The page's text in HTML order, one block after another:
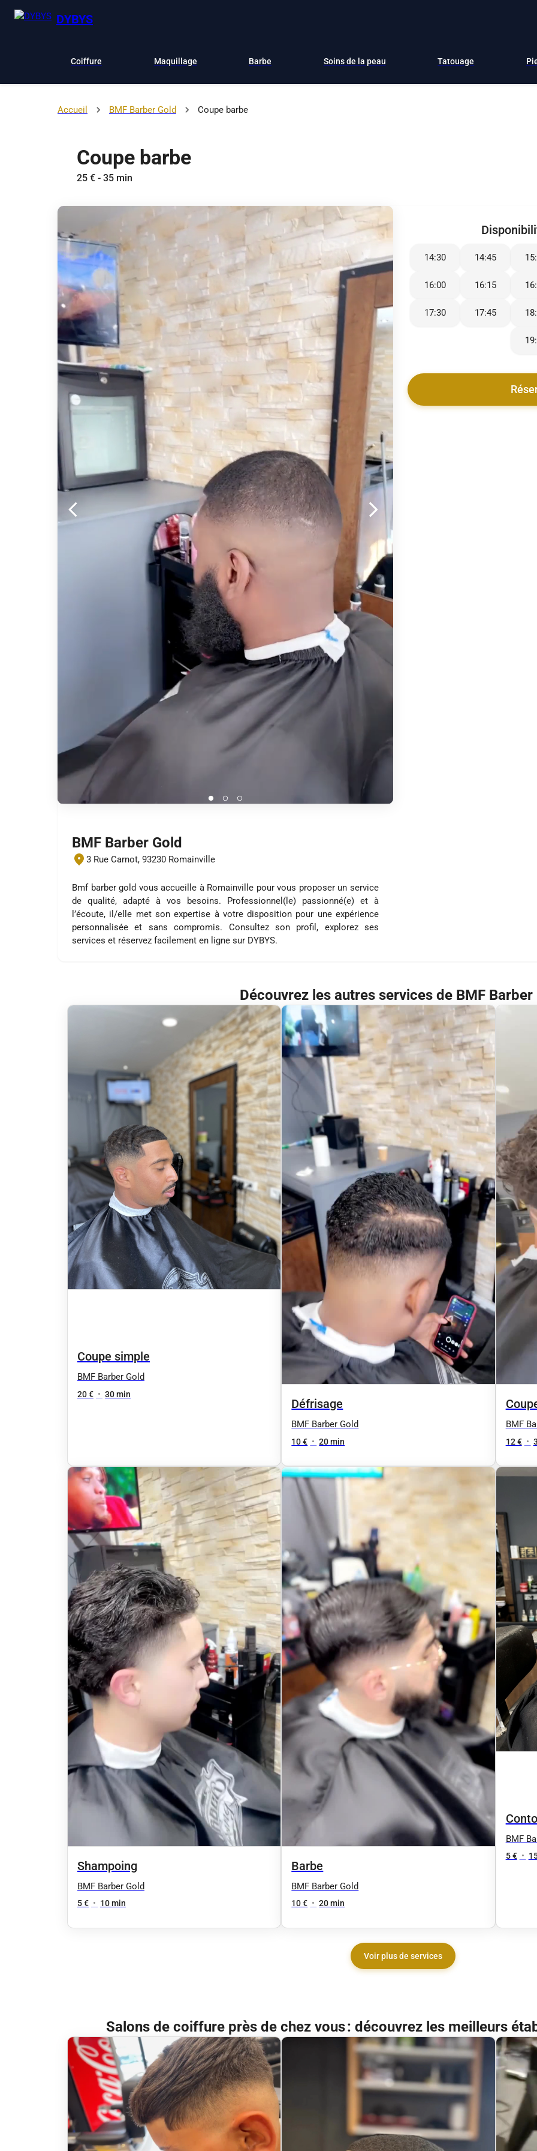
DYBYS
Coiffure Maquillage Barbe Soins de la peau Tatouage
Accueil BMF Barber Gold Coupe barbe
Coupe barbe
25 € - 35 min
BMF Barber Gold
3 Rue Carnot, 93230 Romainville
Bmf barber gold vous accueille à Romainville pour vous proposer un service
de qualité, adapté à vos besoins. Professionnel(le) passionné(e) et à
l’écoute, il/elle met son expertise à votre disposition pour une expérience
personnalisée et sans compromis. Consultez son profil, explorez ses
services et réservez facilement en ligne sur DYBYS.
14:30 14:45
16:00 16:15
17:30 17:45
Découvrez les autres services de BMF Barber
Coupe simple
BMF Barber Gold
20 € • 30 min
Défrisage
BMF Barber Gold
10 € • 20 min
BMF
12 € •
Shampoing
BMF Barber Gold
5 € • 10 min
Barbe
BMF Barber Gold
10 € • 20 min
BMF
5 € •
Voir plus de services
Salons de coiffure près de chez vous : découvrez les meilleurs